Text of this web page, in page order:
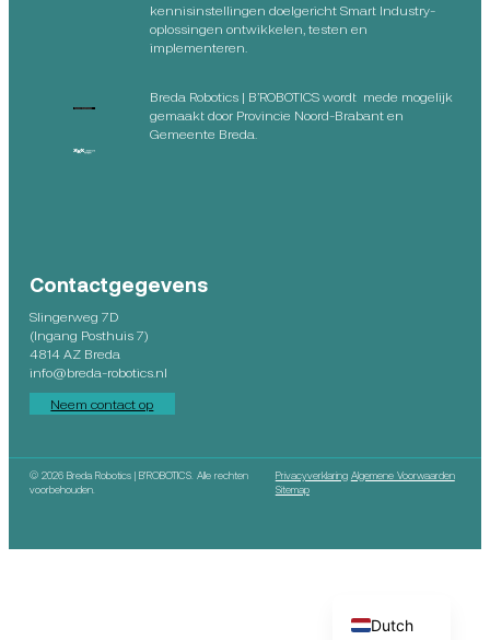
kennisinstellingen doelgericht Smart Industry-
oplossingen ontwikkelen, testen en
implementeren.
Breda Robotics | B’ROBOTICS wordt mede mogelijk
gemaakt door Provincie Noord-Brabant en
Gemeente Breda.
Contactgegevens
Slingerweg 7D
(Ingang Posthuis 7)
4814 AZ Breda
info@breda-robotics.nl
Neem contact op
©2026 Breda Robotics | B’ROBOTICS. Alle rechten
voorbehouden.
Privacyverklaring Algemene Voorwaarden
Sitemap
Dutch